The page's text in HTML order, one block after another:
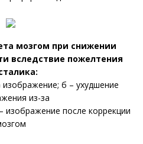
мозгом при снижении
вследствие пожелтения
б – ухудшение
из-­за
изображение после коррекции